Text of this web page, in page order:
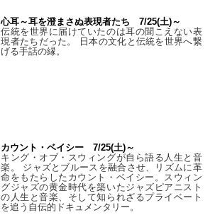
心耳～耳を澄まさぬ表現者たち 7/25(土)～
伝統を世界に届けていたのは耳の聞こえない表
現者たちだった。 日本の文化と伝統を世界へ繋
げる手話の縁。
カウント・ベイシー 7/25(土)～
キング・オブ・スウィングが自ら語る人生と音
楽。 ジャズとブルースを融合させ、リズムに革
命をもたらしたカウント・ベイシー。スウィン
グジャズの黄金時代を築いたジャズピアニスト
の人生と音楽、そして知られざるプライベート
を追う自伝的ドキュメンタリー。